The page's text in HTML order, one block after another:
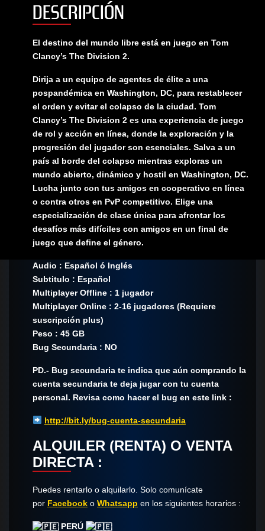
DESCRIPCIÓN
El destino del mundo libre está en juego en Tom
Clancy’s The Division 2.
Dirija a un equipo de agentes de élite a una
pospandémica en Washington, DC, para restablecer
el orden y evitar el colapso de la ciudad. Tom
Clancy’s The Division 2 es una experiencia de juego
de rol y acción en línea, donde la exploración y la
progresión del jugador son esenciales. Salva a un
país al borde del colapso mientras exploras un
mundo abierto, dinámico y hostil en Washington, DC.
Lucha junto con tus amigos en cooperativo en línea
o contra otros en PvP competitivo. Elige una
especialización de clase única para afrontar los
desafíos más difíciles con amigos en un final de
juego que define el género.
Audio : Español ó Inglés
Subtitulo : Español
Multiplayer Offline : 1 jugador
Multiplayer Online : 2-16 jugadores (Requiere
suscripción plus)
Peso : 45 GB
Bug Secundaria : NO
PD.- Bug secundaria te indica que aún comprando la
cuenta secundaria te deja jugar con tu cuenta
personal. Revisa como hacer el bug en este link :
http://bit.ly/bug-cuenta-secundaria
ALQUILER (RENTA) O VENTA
DIRECTA :
Puedes rentarlo o alquilarlo. Solo comunícate​
por Facebook o Whatsapp en los siguientes horarios :
PERÚ